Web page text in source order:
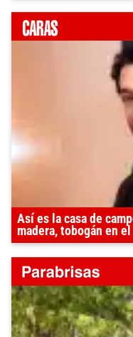
Así es la casa de
madera, tobogán en